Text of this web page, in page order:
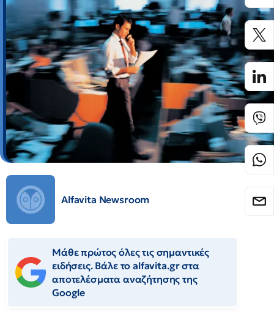
Alfavita Newsroom
Μάθε πρώτος όλες τις σημαντικές
ειδήσεις. Βάλε το alfavita.gr στα
αποτελέσματα αναζήτησης της
Google